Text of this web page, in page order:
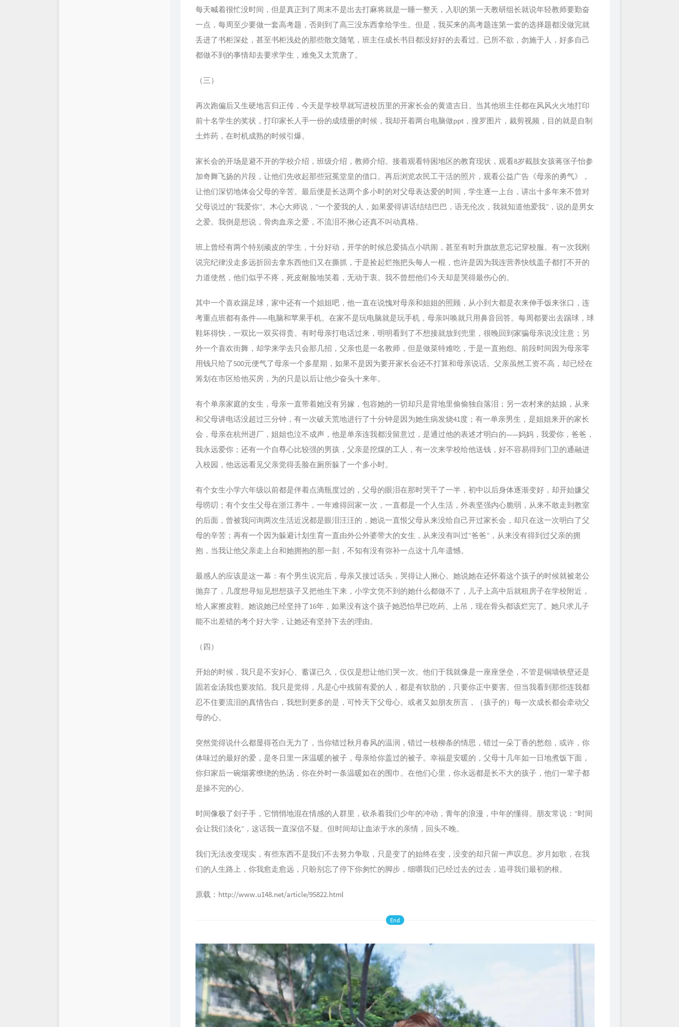
每天喊着很忙没时间，但是真正到了周末不是出去打麻将就是一睡一整天，入职的第一天教研组长就说年轻教师要勤奋
一点，每周至少要做一套高考题，否则到了高三没东西拿给学生。但是，我买来的高考题连第一套的选择题都没做完就
丢进了书柜深处，甚至书柜浅处的那些散文随笔，班主任成长书目都没好好的去看过。已所不欲，勿施于人，好多自己
都做不到的事情却去要求学生，难免又太荒唐了。
（三）
再次跑偏后又生硬地言归正传，今天是学校早就写进校历里的开家长会的黄道吉日。当其他班主任都在风风火火地打印
前十名学生的奖状，打印家长人手一份的成绩册的时候，我却开着两台电脑做ppt，搜罗图片，裁剪视频，目的就是自制
土炸药，在时机成熟的时候引爆。
家长会的开场是避不开的学校介绍，班级介绍，教师介绍。接着观看特困地区的教育现状，观看8岁截肢女孩蒋张子怡参
加奇舞飞扬的片段，让他们先收起那些冠冕堂皇的借口。再后浏览农民工干活的照片，观看公益广告《母亲的勇气》，
让他们深切地体会父母的辛苦。最后便是长达两个多小时的对父母表达爱的时间，学生逐一上台，讲出十多年来不曾对
父母说过的“我爱你”。木心大师说，“一个爱我的人，如果爱得讲话结结巴巴，语无伦次，我就知道他爱我”，说的是男女
之爱。我倒是想说，骨肉血亲之爱，不流泪不揪心还真不叫动真格。
班上曾经有两个特别顽皮的学生，十分好动，开学的时候总爱搞点小哄闹，甚至有时升旗故意忘记穿校服。有一次我刚
说完纪律没走多远折回去拿东西他们又在撕抓，于是捡起烂拖把头每人一棍，也许是因为我连营养快线盖子都打不开的
力道使然，他们似乎不疼，死皮耐脸地笑着，无动于衷。我不曾想他们今天却是哭得最伤心的。
其中一个喜欢踢足球，家中还有一个姐姐吧，他一直在说愧对母亲和姐姐的照顾，从小到大都是衣来伸手饭来张口，连
考重点班都有条件——电脑和苹果手机。在家不是玩电脑就是玩手机，母亲叫唤就只用鼻音回答。每周都要出去踢球，球
鞋坏得快，一双比一双买得贵。有时母亲打电话过来，明明看到了不想接就放到兜里，很晚回到家骗母亲说没注意；另
外一个喜欢街舞，却学来学去只会那几招，父亲也是一名教师，但是做菜特难吃，于是一直抱怨。前段时间因为母亲零
用钱只给了500元便气了母亲一个多星期，如果不是因为要开家长会还不打算和母亲说话。父亲虽然工资不高，却已经在
筹划在市区给他买房，为的只是以后让他少奋头十来年。
有个单亲家庭的女生，母亲一直带着她没有另嫁，包容她的一切却只是背地里偷偷独自落泪；另一农村来的姑娘，从来
和父母讲电话没超过三分钟，有一次破天荒地进行了十分钟是因为她生病发烧41度；有一单亲男生，是姐姐来开的家长
会，母亲在杭州进厂，姐姐也泣不成声，他是单亲连我都没留意过，是通过他的表述才明白的——妈妈，我爱你，爸爸，
我永远爱你；还有一个自尊心比较强的男孩，父亲是挖煤的工人，有一次来学校给他送钱，好不容易得到门卫的通融进
入校园，他远远看见父亲觉得丢脸在厕所躲了一个多小时。
有个女生小学六年级以前都是伴着点滴瓶度过的，父母的眼泪在那时哭干了一半，初中以后身体逐渐变好，却开始嫌父
母唠叨；有个女生父母在浙江养牛，一年难得回家一次，一直都是一个人生活，外表坚强内心脆弱，从来不敢走到教室
的后面，曾被我问询两次生活近况都是眼泪汪汪的，她说一直恨父母从来没给自己开过家长会，却只在这一次明白了父
母的辛苦；再有一个因为躲避计划生育一直由外公外婆带大的女生，从来没有叫过“爸爸”，从来没有得到过父亲的拥
抱，当我让他父亲走上台和她拥抱的那一刻，不知有没有弥补一点这十几年遗憾。
最感人的应该是这一幕：有个男生说完后，母亲又接过话头，哭得让人揪心。她说她在还怀着这个孩子的时候就被老公
抛弃了，几度想寻短见想想孩子又把他生下来，小学文凭不到的她什么都做不了，儿子上高中后就租房子在学校附近，
给人家擦皮鞋。她说她已经坚持了16年，如果没有这个孩子她恐怕早已吃药、上吊，现在骨头都该烂完了。她只求儿子
能不出差错的考个好大学，让她还有坚持下去的理由。
（四）
开始的时候，我只是不安好心、蓄谋已久，仅仅是想让他们哭一次。他们于我就像是一座座堡垒，不管是铜墙铁壁还是
固若金汤我也要攻陷。我只是觉得，凡是心中残留有爱的人，都是有软肋的，只要你正中要害。但当我看到那些连我都
忍不住要流泪的真情告白，我想到更多的是，可怜天下父母心。或者又如朋友所言，（孩子的）每一次成长都会牵动父
母的心。
突然觉得说什么都显得苍白无力了，当你错过秋月春风的温润，错过一枝柳条的情思，错过一朵丁香的愁怨，或许，你
体味过的最好的爱，是冬日里一床温暖的被子，母亲给你盖过的被子。幸福是安暖的，父母十几年如一日地煮饭下面，
你归家后一碗烟雾缭绕的热汤，你在外时一条温暖如在的围巾。在他们心里，你永远都是长不大的孩子，他们一辈子都
是操不完的心。
时间像极了刽子手，它悄悄地混在情感的人群里，砍杀着我们少年的冲动，青年的浪漫，中年的懂得。朋友常说：“时间
会让我们淡化”，这话我一直深信不疑。但时间却让血浓于水的亲情，回头不晚。
我们无法改变现实，有些东西不是我们不去努力争取，只是变了的始终在变，没变的却只留一声叹息。岁月如歌，在我
们的人生路上，你我愈走愈远，只盼别忘了停下你匆忙的脚步，细嚼我们已经过去的过去，追寻我们最初的根。
原载：http://www.u148.net/article/95822.html
End